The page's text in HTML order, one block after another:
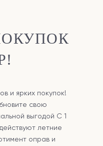
и ярких покупок!
свою
выгодой С 1
летние
оправ и